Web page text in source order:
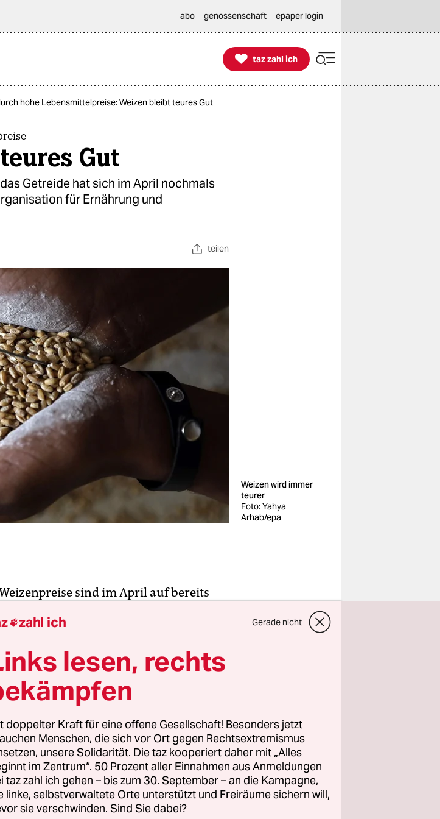
abo genossenschaft epaper login

taz zahl ich
taz zahl ich
hohe Lebensmittelpreise: Weizen bleibt teures Gut
Gut
Getreide hat sich im April nochmals
für Ernährung und
teilen
Weizen wird immer
teurer
Foto: Yahya
Arhab/epa
sind im April auf bereits
UN-Organisation für Ernährung und
mit. „Die anhaltende Blockade von
über die Ernte in den
im Jahr 2022 hielten die Preise hoch“,
in Rom. Größere Lieferungen aus
aus Russland und eine leicht
infolge der hohen Kurse hätten den
Ukraine-Kriegs stark gestiegenen
führen, dass noch mehr Menschen
zahl ich Gerade nicht
lesen, rechts
doppelter Kraft für eine offene Gesellschaft! Besonders jetzt
Menschen, die sich vor Ort gegen Rechtsextremismus
unsere Solidarität. Die taz kooperiert daher mit „Alles
im Zentrum“. 50 Prozent aller Einnahmen aus Anmeldungen
taz zahl ich gehen – bis zum 30. September – an die Kampagne,
linke, selbstverwaltete Orte unterstützt und Freiräume sichern will,
sie verschwinden. Sind Sie dabei?